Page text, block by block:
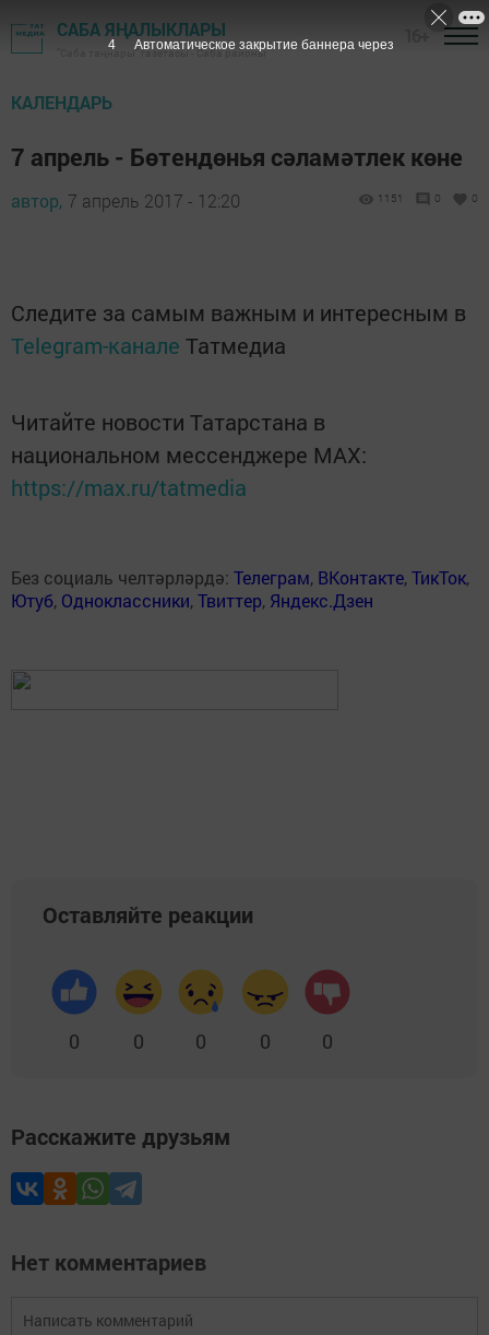
САБА ЯҢАЛЫКЛАРЫ
"Саба таңнары" газетасы - Саба районы
КАЛЕНДАРЬ
7 апрель - Бөтендөнья сәламәтлек көне
автор, 7 апрель 2017 - 12:20 1151 0 0
Следите за самым важным и интересным в
Telegram-канале Татмедиа
Читайте новости Татарстана в
национальном мессенджере MАХ:
https://max.ru/tatmedia
Без социаль челтәрләрдә: Телеграм, ВКонтакте,ТикТок,
Ютуб, Одноклассники,Твиттер, Яндекс.Дзен
Оставляйте реакции
0 0 0 0 0
Расскажите друзьям
Нет комментариев
3 Автоматическое закрытие баннера через